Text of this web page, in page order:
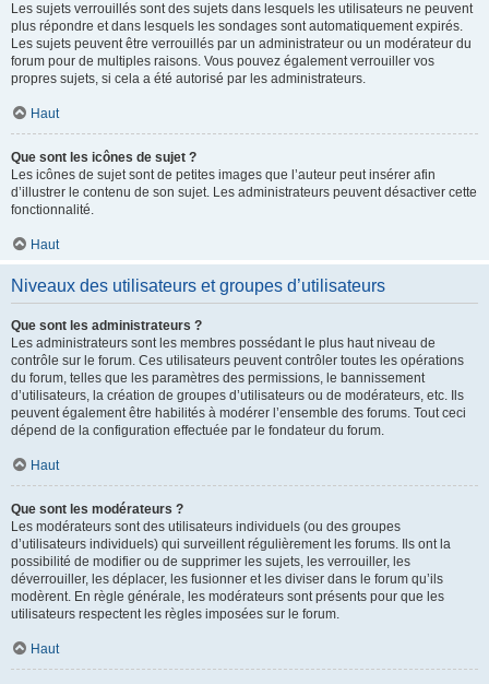
Les sujets verrouillés sont des sujets dans lesquels les utilisateurs ne peuvent
plus répondre et dans lesquels les sondages sont automatiquement expirés.
Les sujets peuvent être verrouillés par un administrateur ou un modérateur du
forum pour de multiples raisons. Vous pouvez également verrouiller vos
propres sujets, si cela a été autorisé par les administrateurs.
Haut
Que sont les icônes de sujet ?
Les icônes de sujet sont de petites images que l’auteur peut insérer afin
d’illustrer le contenu de son sujet. Les administrateurs peuvent désactiver cette
fonctionnalité.
Haut
Niveaux des utilisateurs et groupes d’utilisateurs
Que sont les administrateurs ?
Les administrateurs sont les membres possédant le plus haut niveau de
contrôle sur le forum. Ces utilisateurs peuvent contrôler toutes les opérations
du forum, telles que les paramètres des permissions, le bannissement
d’utilisateurs, la création de groupes d’utilisateurs ou de modérateurs, etc. Ils
peuvent également être habilités à modérer l’ensemble des forums. Tout ceci
dépend de la configuration effectuée par le fondateur du forum.
Haut
Que sont les modérateurs ?
Les modérateurs sont des utilisateurs individuels (ou des groupes
d’utilisateurs individuels) qui surveillent régulièrement les forums. Ils ont la
possibilité de modifier ou de supprimer les sujets, les verrouiller, les
déverrouiller, les déplacer, les fusionner et les diviser dans le forum qu’ils
modèrent. En règle générale, les modérateurs sont présents pour que les
utilisateurs respectent les règles imposées sur le forum.
Haut